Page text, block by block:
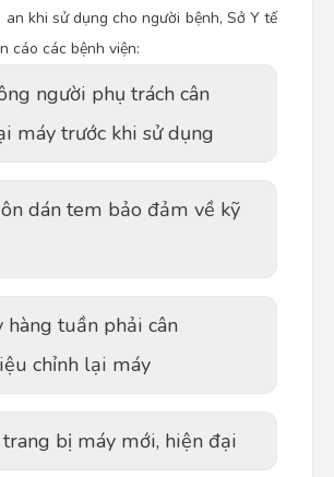
an khi sử dụng cho người bệnh, Sở Y tế
cáo các bệnh viện:
người phụ trách cân
máy trước khi sử dụng
dán tem bảo đảm về kỹ
hàng tuần phải cân
chỉnh lại máy
bị máy mới, hiện đại